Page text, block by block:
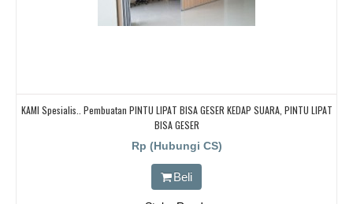
KAMI Spesialis.. Pembuatan PINTU LIPAT BISA GESER KEDAP SUARA, PINTU LIPAT
BISA GESER
Rp (Hubungi CS)
Beli